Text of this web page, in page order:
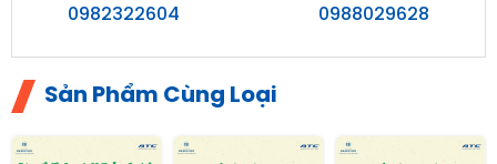
0982322604 0988029628
Sản Phẩm Cùng Loại